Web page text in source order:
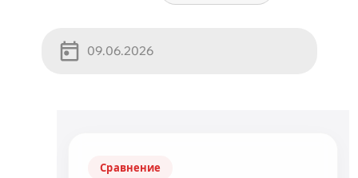
09.06.2026
Сравнение